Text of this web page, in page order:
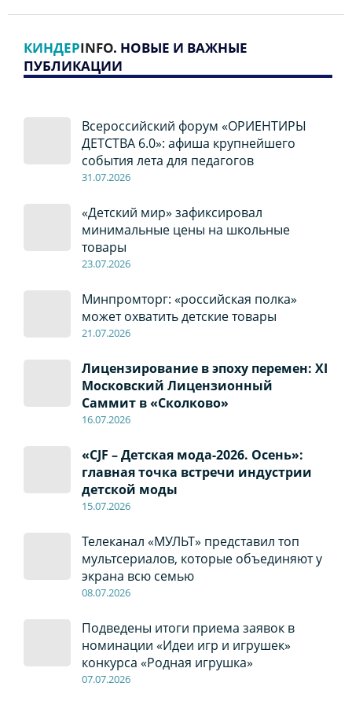
КИНДЕРINFO. НОВЫЕ И ВАЖНЫЕ
ПУБЛИКАЦИИ
Всероссийский форум «ОРИЕНТИРЫ
ДЕТСТВА 6.0»: афиша крупнейшего
события лета для педагогов
31.07.2026
«Детский мир» зафиксировал
минимальные цены на школьные
товары
23.07.2026
Минпромторг: «российская полка»
может охватить детские товары
21.07.2026
Лицензирование в эпоху перемен: XI
Московский Лицензионный
Саммит в «Сколково»
16.07.2026
«CJF – Детская мода-2026. Осень»:
главная точка встречи индустрии
детской моды
15.07.2026
Телеканал «МУЛЬТ» представил топ
мультсериалов, которые объединяют у
экрана всю семью
08.07.2026
Подведены итоги приема заявок в
номинации «Идеи игр и игрушек»
конкурса «Родная игрушка»
07.07.2026